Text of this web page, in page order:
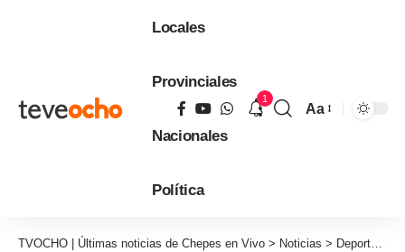
Locales
Provinciales
Nacionales
Política
1
Aa
TVOCHO | Últimas noticias de Chepes en Vivo > Noticias > Deportes